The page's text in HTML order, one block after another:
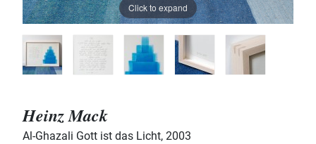
Click to expand
Heinz Mack
Al-Ghazali Gott ist das Licht, 2003